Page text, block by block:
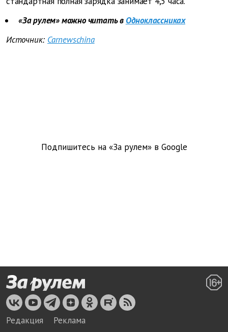
«За рулем» можно читать в Одноклассниках
Источник: Carnewschina
Подпишитесь на «За рулем» в Google
Редакция Реклама